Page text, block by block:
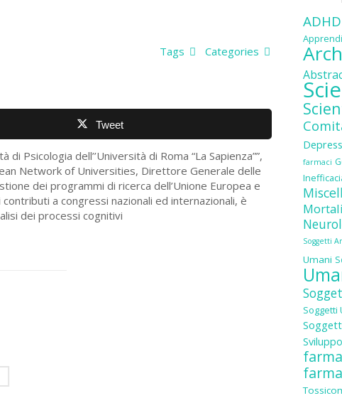
Categories
Tags
Tweet
Psicologia dell’’Università di Roma “La Sapienza””,
Network of Universities, Direttore Generale delle
dei programmi di ricerca dell’Unione Europea e
a congressi nazionali ed internazionali, è
dei processi cognitivi
ADHD
farmaci
Soggetti
Umani
Soggetti